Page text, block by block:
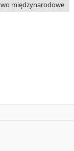
międzynarodowe